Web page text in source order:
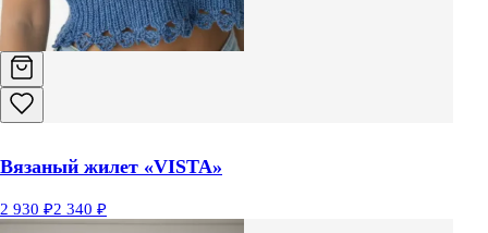
Вязаный жилет «VISTA»
2 930 ₽2 340 ₽